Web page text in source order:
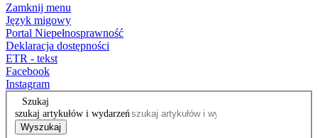
Zamknij menu
Język migowy
Portal Niepełnosprawność
Deklaracja dostępności
ETR - tekst
Facebook
Instagram
Szukaj
szukaj artykułów i wydarzeń
Wyszukaj